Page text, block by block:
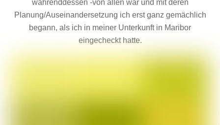
währenddessen -von allen war und mit deren
Planung/Auseinandersetzung ich erst ganz gemächlich
begann, als ich in meiner Unterkunft in Maribor
eingecheckt hatte.